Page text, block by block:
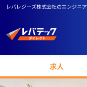
レバレジーズ株式会社のエンジニ
求人